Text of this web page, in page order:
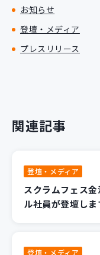
お知らせ
登壇・メディア
プレスリリース
関連記事
登壇・メディア
スクラムフェス
ル社員が登壇しま
登壇・メディア